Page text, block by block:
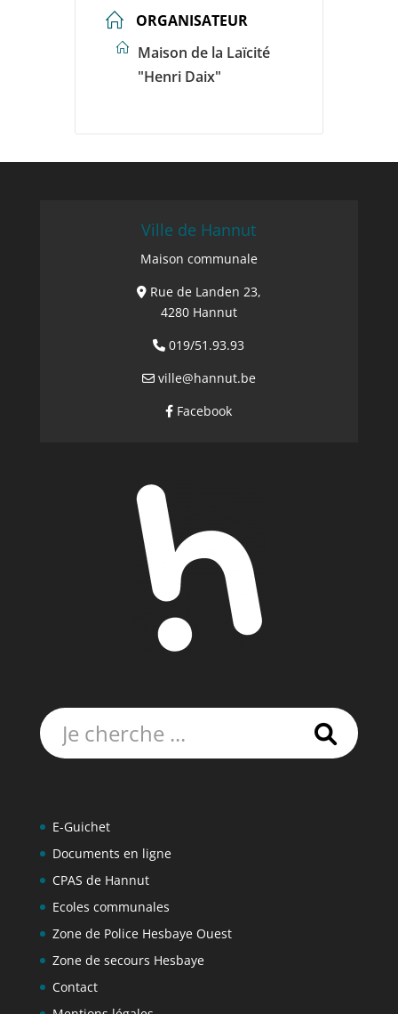
ORGANISATEUR
Maison de la Laïcité
"Henri Daix"
Ville de Hannut
Maison communale
Rue de Landen 23,
4280 Hannut
019/51.93.93
ville@hannut.be
Facebook
E-Guichet
Documents en ligne
CPAS de Hannut
Ecoles communales
Zone de Police Hesbaye Ouest
Zone de secours Hesbaye
Contact